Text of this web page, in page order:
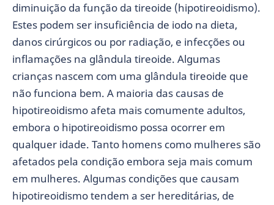
diminuição da função da tireoide (hipotireoidismo).
Estes podem ser insuficiência de iodo na dieta,
danos cirúrgicos ou por radiação, e infecções ou
inflamações na glândula tireoide. Algumas
crianças nascem com uma glândula tireoide que
não funciona bem. A maioria das causas de
hipotireoidismo afeta mais comumente adultos,
embora o hipotireoidismo possa ocorrer em
qualquer idade. Tanto homens como mulheres são
afetados pela condição embora seja mais comum
em mulheres. Algumas condições que causam
hipotireoidismo tendem a ser hereditárias, de